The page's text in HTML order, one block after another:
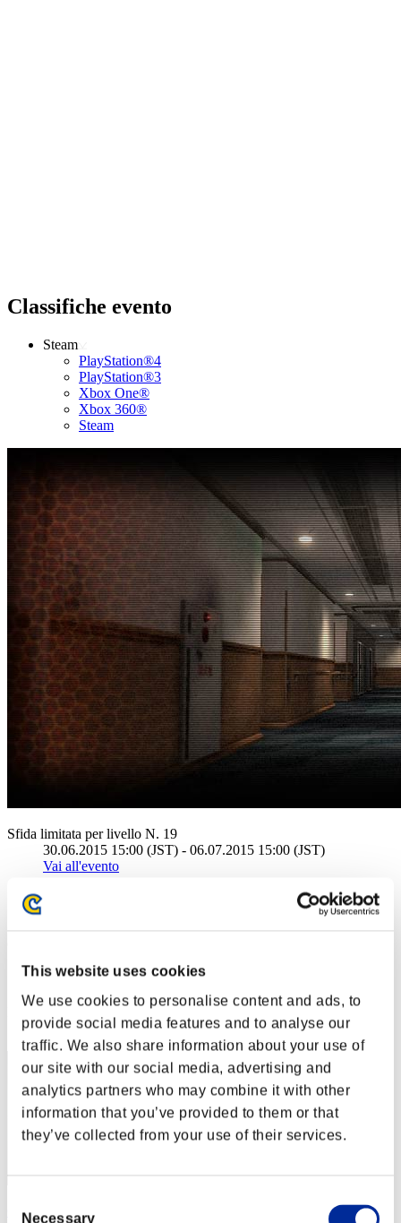
This website uses cookies
We use cookies to personalise content and ads, to
provide social media features and to analyse our
traffic. We also share information about your use of
our site with our social media, advertising and
analytics partners who may combine it with other
information that you’ve provided to them or that
they’ve collected from your use of their services.
Necessary
Classifiche evento
Steam
PlayStation®4
PlayStation®3
Xbox One®
Xbox 360®
Steam
Sfida limitata per livello N. 19
30.06.2015 15:00 (JST) - 06.07.2015 15:00 (JST)
Vai all'evento
Classifiche
20
Claire